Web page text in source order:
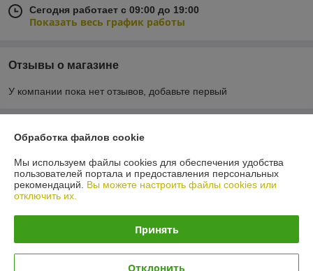
Сегодня работает с 09:00 до 19:00
Показать весь график работы
Отзывы о магазине
У компании пока нет отзывов, добавьте первый
О нас
Контакты
Доставка и оплата
Обработка файлов cookie
Мы используем файлы cookies для обеспечения удобства
пользователей портала и предоставления персональных
рекомендаций. Вы можете настроить файлы cookies или
отключить их.
Принять
Отклонить